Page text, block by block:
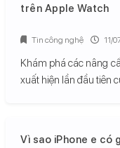
trên Apple Watch
Khám phá các nâng
xuất hiện lần đầu tiên
Tin công nghệ 11/
Vì sao iPhone e có